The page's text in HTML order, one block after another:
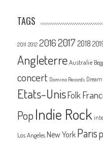
TAGS
2011 2012 20162017 2018
Angleterre Australie
concert Domino Records
Etats-UnisFolk
PopIndie Rock
Los Angeles New York Paris